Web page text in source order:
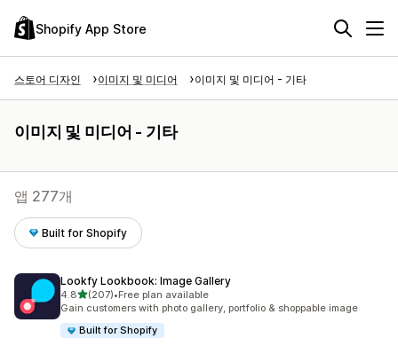
Shopify App Store
스토어 디자인 이미지 및 미디어 이미지 및 미디어 - 기타
이미지 및 미디어 - 기타
앱 277개
Built for Shopify
Lookfy Lookbook: Image Gallery
4.8별 5개 중
(207)
총 리뷰 207개
•Free plan available
Gain customers with photo gallery, portfolio & shoppable image
Built for Shopify